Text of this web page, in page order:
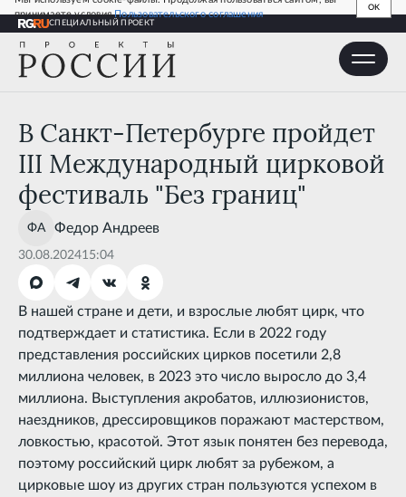
принимаете условияПользовательского соглашения
OK
СПЕЦИАЛЬНЫЙ ПРОЕКТ
В Санкт-Петербурге пройдет III Международный
цирковой фестиваль "Без границ"
В Санкт-Петербурге пройдет
III Международный цирковой
фестиваль "Без границ"
Федор Андреев
30.08.202415:04
В нашей стране и дети, и взрослые любят цирк, что
подтверждает и статистика. Если в 2022 году
представления российских цирков посетили 2,8
миллиона человек, в 2023 это число выросло до 3,4
миллиона. Выступления акробатов, иллюзионистов,
наездников, дрессировщиков поражают мастерством,
ловкостью, красотой. Этот язык понятен без перевода,
поэтому российский цирк любят за рубежом, а
цирковые шоу из других стран пользуются успехом в